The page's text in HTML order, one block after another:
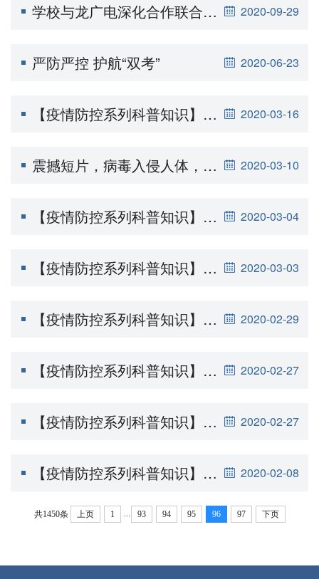
2020-09-29
学校与龙广电深化合作联合助推龙江冰雪事业发展（新闻联播）
2020-06-23
严防严控 护航“双考”
2020-03-16
【疫情防控系列科普知识】《新型冠状病毒肺炎流行病学知识110问》，带孩子一起学起来！
2020-03-10
震撼短片，病毒入侵人体，我以为看了一场宇宙大战！
2020-03-04
【疫情防控系列科普知识】口罩还要戴多久？
2020-03-03
【疫情防控系列科普知识】出门后回家，身上哪里最需要清洁消毒？
2020-02-29
【疫情防控系列科普知识】哈体教授推出---抗新冠“气功太极养生禅”
2020-02-27
【疫情防控系列科普知识】购物篇之逛超市、商场 这些细节都请留意
2020-02-27
【疫情防控系列科普知识】关于新冠肺炎的45个真相
2020-02-08
【疫情防控系列科普知识】短视频系列
共1450条 上页 1 ... 93 94 95 96 97 下页